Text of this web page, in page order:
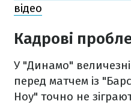
відео
Кадрові
У "Динамо"
перед матчем із
Ноу" точно не